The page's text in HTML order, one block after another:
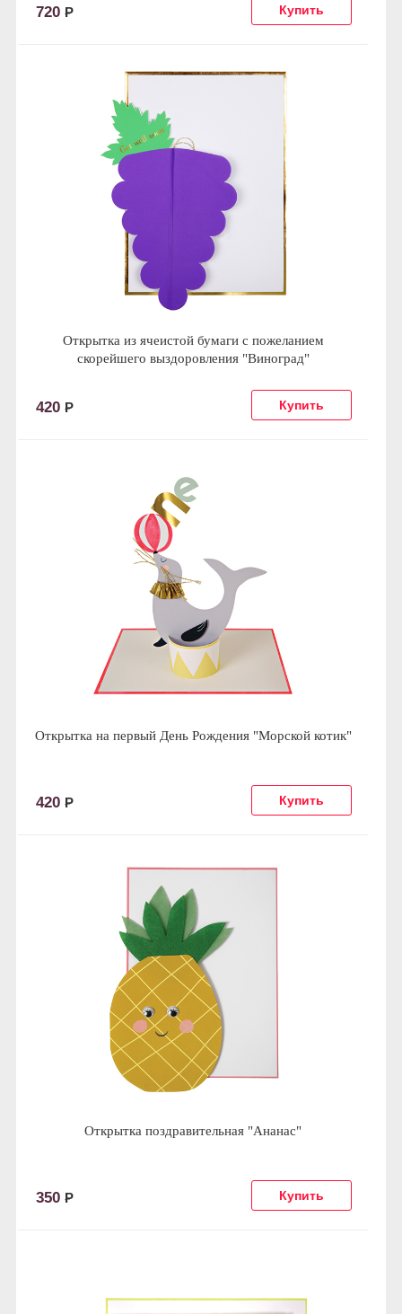
720 Р
Открытка из ячеистой бумаги с пожеланием
скорейшего выздоровления "Виноград"
420 Р
Открытка на первый День Рождения "Морской котик"
420 Р
Открытка поздравительная "Ананас"
350 Р